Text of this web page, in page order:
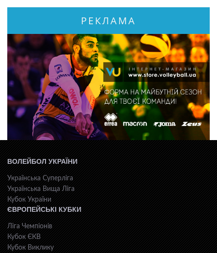
РЕКЛАМА
ВОЛЕЙБОЛ УКРАЇНИ
Українська Суперліга
Українська Вища Ліга
Кубок України
ЄВРОПЕЙСЬКІ КУБКИ
Ліга Чемпіонів
Кубок ЄКВ
Кубок Виклику